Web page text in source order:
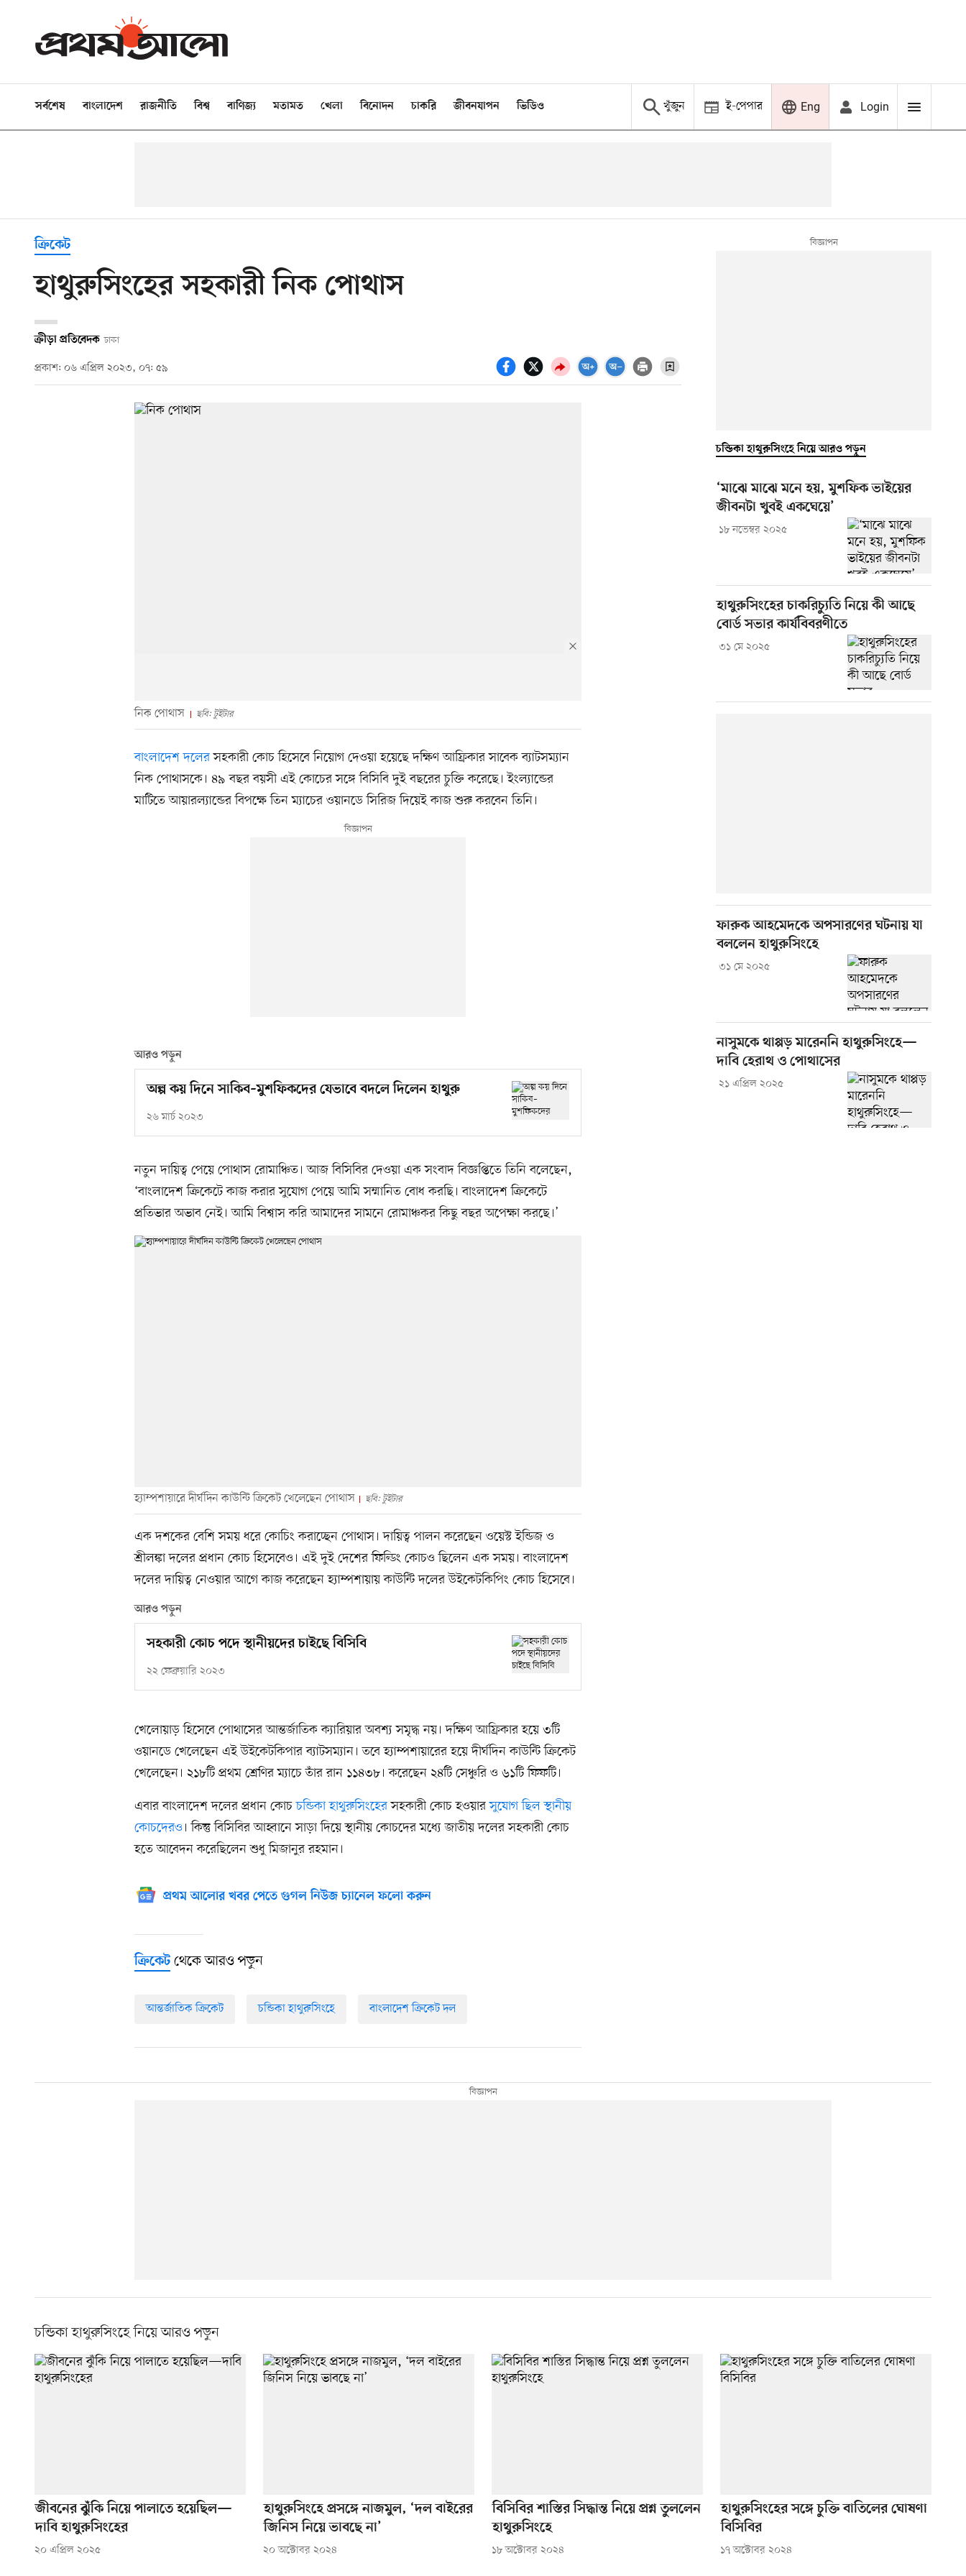
সর্বশেষ বাংলাদেশ রাজনীতি বিশ্ব বাণিজ্য মতামত খেলা বিনোদন চাকরি জীবনযাপন ভিডিও খুঁজুন ই-পেপার Eng Login
ক্রিকেট
হাথুরুসিংহের সহকারী নিক পোথাস
ক্রীড়া প্রতিবেদক ঢাকা
প্রকাশ: ০৬ এপ্রিল ২০২৩, ০৭: ৫৯
নিক পোথাস ছবি: টুইটার
বাংলাদেশ দলেরসহকারী কোচ হিসেবে নিয়োগ দেওয়া হয়েছে দক্ষিণ আফ্রিকার সাবেক ব্যাটসম্যান
নিক পোথাসকে। ৪৯ বছর বয়সী এই কোচের সঙ্গে বিসিবি দুই বছরের চুক্তি করেছে। ইংল্যান্ডের
মাটিতে আয়ারল্যান্ডের বিপক্ষে তিন ম্যাচের ওয়ানডে সিরিজ দিয়েই কাজ শুরু করবেন তিনি।
আরও পড়ুন
অল্প কয় দিনে সাকিব–মুশফিকদের যেভাবে বদলে দিলেন হাথুরু
২৬ মার্চ ২০২৩
নতুন দায়িত্ব পেয়ে পোথাস রোমাঞ্চিত। আজ বিসিবির দেওয়া এক সংবাদ বিজ্ঞপ্তিতে তিনি বলেছেন,
‘বাংলাদেশ ক্রিকেটে কাজ করার সুযোগ পেয়ে আমি সম্মানিত বোধ করছি। বাংলাদেশ ক্রিকেটে
প্রতিভার অভাব নেই। আমি বিশ্বাস করি আমাদের সামনে রোমাঞ্চকর কিছু বছর অপেক্ষা করছে।’
হ্যাম্পশায়ারে দীর্ঘদিন কাউন্টি ক্রিকেট খেলেছেন পোথাস ছবি: টুইটার
এক দশকের বেশি সময় ধরে কোচিং করাচ্ছেন পোথাস। দায়িত্ব পালন করেছেন ওয়েস্ট ইন্ডিজ ও
শ্রীলঙ্কা দলের প্রধান কোচ হিসেবেও। এই দুই দেশের ফিল্ডিং কোচও ছিলেন এক সময়। বাংলাদেশ
দলের দায়িত্ব নেওয়ার আগে কাজ করেছেন হ্যাম্পশায়ায় কাউন্টি দলের উইকেটকিপিং কোচ হিসেবে।
আরও পড়ুন
সহকারী কোচ পদে স্থানীয়দের চাইছে বিসিবি
২২ ফেব্রুয়ারি ২০২৩
খেলোয়াড় হিসেবে পোথাসের আন্তর্জাতিক ক্যারিয়ার অবশ্য সমৃদ্ধ নয়। দক্ষিণ আফ্রিকার হয়ে ৩টি
ওয়ানডে খেলেছেন এই উইকেটকিপার ব্যাটসম্যান। তবে হ্যাম্পশায়ারের হয়ে দীর্ঘদিন কাউন্টি ক্রিকেট
খেলেছেন। ২১৮টি প্রথম শ্রেণির ম্যাচে তাঁর রান ১১৪৩৮। করেছেন ২৪টি সেঞ্চুরি ও ৬১টি ফিফটি।
এবার বাংলাদেশ দলের প্রধান কোচচন্ডিকা হাথুরুসিংহেরসহকারী কোচ হওয়ারসুযোগ ছিল স্থানীয়
কোচদেরও। কিন্তু বিসিবির আহ্বানে সাড়া দিয়ে স্থানীয় কোচদের মধ্যে জাতীয় দলের সহকারী কোচ
হতে আবেদন করেছিলেন শুধু মিজানুর রহমান।
প্রথম আলোর খবর পেতে গুগল নিউজ চ্যানেল ফলো করুন
ক্রিকেটথেকে আরও পড়ুন
আন্তর্জাতিক ক্রিকেট চন্ডিকা হাথুরুসিংহে বাংলাদেশ ক্রিকেট দল
চন্ডিকা হাথুরুসিংহে নিয়ে আরও পড়ুন
‘মাঝে মাঝে মনে হয়, মুশফিক ভাইয়ের
জীবনটা খুবই একঘেয়ে’
১৮ নভেম্বর ২০২৫
হাথুরুসিংহের চাকরিচ্যুতি নিয়ে কী আছে
বোর্ড সভার কার্যবিবরণীতে
৩১ মে ২০২৫
ফারুক আহমেদকে অপসারণের ঘটনায় যা
বললেন হাথুরুসিংহে
৩১ মে ২০২৫
নাসুমকে থাপ্পড় মারেননি হাথুরুসিংহে—
দাবি হেরাথ ও পোথাসের
২১ এপ্রিল ২০২৫
চন্ডিকা হাথুরুসিংহে নিয়ে আরও পড়ুন
জীবনের ঝুঁকি নিয়ে পালাতে হয়েছিল—
দাবি হাথুরুসিংহের
২০ এপ্রিল ২০২৫
হাথুরুসিংহে প্রসঙ্গে নাজমুল, ‘দল বাইরের
জিনিস নিয়ে ভাবছে না’
২০ অক্টোবর ২০২৪
বিসিবির শাস্তির সিদ্ধান্ত নিয়ে প্রশ্ন তুললেন
হাথুরুসিংহে
১৮ অক্টোবর ২০২৪
হাথুরুসিংহের সঙ্গে চুক্তি বাতিলের ঘোষণা
বিসিবির
১৭ অক্টোবর ২০২৪